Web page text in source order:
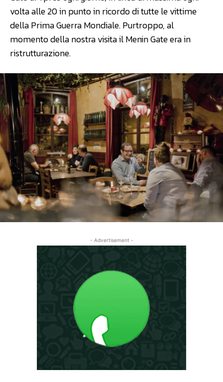
volta alle 20 in punto in ricordo di tutte le vittime
della Prima Guerra Mondiale. Purtroppo, al
momento della nostra visita il Menin Gate era in
ristrutturazione.
- Advertisement -